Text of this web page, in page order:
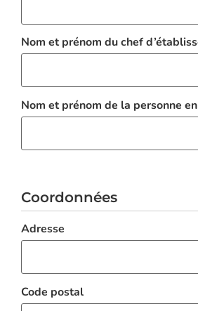
Nom et prénom du chef
Nom et prénom de la personne
Coordonnées
Adresse
Code postal